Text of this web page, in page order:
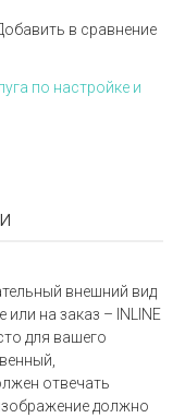
в сравнение
по настройке и
внешний вид
на заказ – INLINE
для вашего
отвечать
должно